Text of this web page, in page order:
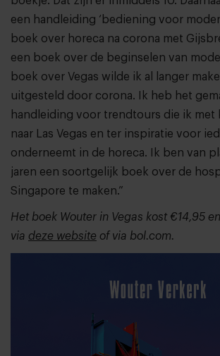
een handleiding ‘bediening voor
boek over horeca na corona met
een boek over de beginselen van
boek over Vegas wilde ik al langer
uitgesteld door corona. Ik heb het
handleiding voor trendtours die ik met
naar Las Vegas en ter inspiratie voor
onderneemt in de horeca. Ik ben van
jaren een soortgelijk boek over de
Singapore te maken.”
Het boek Wouter in Vegas kost €14,95
via deze website of via bol.com.